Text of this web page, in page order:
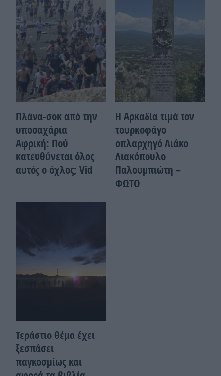
Πλάνα-σοκ από την
υποσαχάρια
Αφρική: Πού
κατευθύνεται όλος
αυτός ο όχλος; Vid
Η Αρκαδία τιμά τον
τουρκοφάγο
οπλαρχηγό Λιάκο
Λιακόπουλο
Παλουμπιώτη –
ΦΩΤΟ
Τεράστιο θέμα έχει
ξεσπάσει
παγκοσμίως και